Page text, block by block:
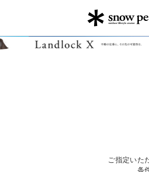
ご指定いた
条